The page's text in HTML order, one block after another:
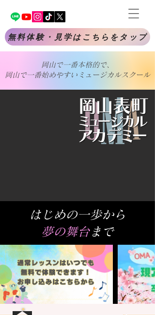
無料体験・見学はこちらをタップ
岡山で一番本格的で、
​岡山で一番始めやすいミュージカルスクール
はじめの一歩から
夢の舞台まで